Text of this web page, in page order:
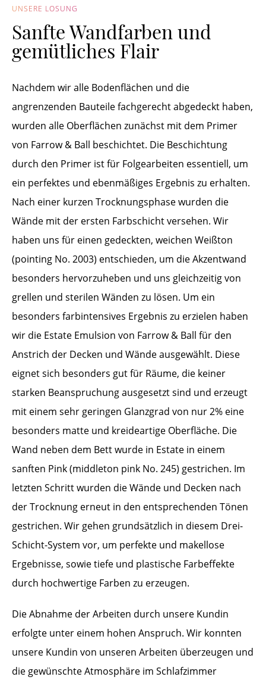
UNSERE LÖSUNG
Sanfte Wandfarben und
gemütliches Flair
Nachdem wir alle Bodenflächen und die
angrenzenden Bauteile fachgerecht abgedeckt haben,
wurden alle Oberflächen zunächst mit dem Primer
von Farrow & Ball beschichtet. Die Beschichtung
durch den Primer ist für Folgearbeiten essentiell, um
ein perfektes und ebenmäßiges Ergebnis zu erhalten.
Nach einer kurzen Trocknungsphase wurden die
Wände mit der ersten Farbschicht versehen. Wir
haben uns für einen gedeckten, weichen Weißton
(pointing No. 2003) entschieden, um die Akzentwand
besonders hervorzuheben und uns gleichzeitig von
grellen und sterilen Wänden zu lösen. Um ein
besonders farbintensives Ergebnis zu erzielen haben
wir die Estate Emulsion von Farrow & Ball für den
Anstrich der Decken und Wände ausgewählt. Diese
eignet sich besonders gut für Räume, die keiner
starken Beanspruchung ausgesetzt sind und erzeugt
mit einem sehr geringen Glanzgrad von nur 2% eine
besonders matte und kreideartige Oberfläche. Die
Wand neben dem Bett wurde in Estate in einem
sanften Pink (middleton pink No. 245) gestrichen. Im
letzten Schritt wurden die Wände und Decken nach
der Trocknung erneut in den entsprechenden Tönen
gestrichen. Wir gehen grundsätzlich in diesem Drei-
Schicht-System vor, um perfekte und makellose
Ergebnisse, sowie tiefe und plastische Farbeffekte
durch hochwertige Farben zu erzeugen.
Die Abnahme der Arbeiten durch unsere Kundin
erfolgte unter einem hohen Anspruch. Wir konnten
unsere Kundin von unseren Arbeiten überzeugen und
die gewünschte Atmosphäre im Schlafzimmer